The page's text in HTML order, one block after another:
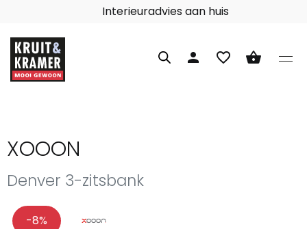
Interieuradvies aan huis
person favorite_border shopping_basket
XOOON
Denver 3-zitsbank
-8%